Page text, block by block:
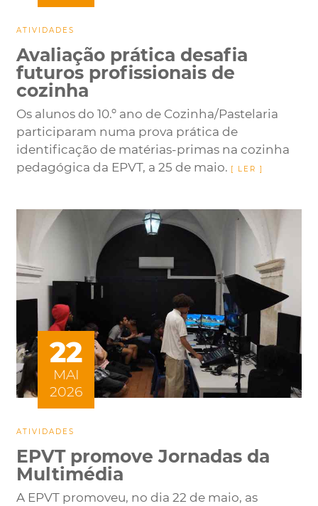
ATIVIDADES
Avaliação prática desafia
futuros profissionais de
cozinha
Os alunos do 10.º ano de Cozinha/Pastelaria
participaram numa prova prática de
identificação de matérias-primas na cozinha
pedagógica da EPVT, a 25 de maio.
22
MAI
2026
ATIVIDADES
EPVT promove Jornadas da
Multimédia
A EPVT promoveu, no dia 22 de maio, as